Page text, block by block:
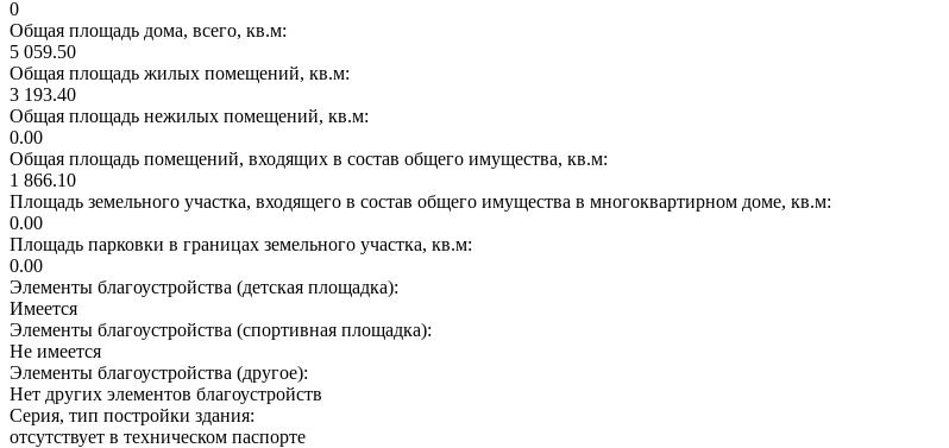
0
Общая площадь дома, всего, кв.м:
5 059.50
Общая площадь жилых помещений, кв.м:
3 193.40
Общая площадь нежилых помещений, кв.м:
0.00
Общая площадь помещений, входящих в состав общего имущества, кв.м:
1 866.10
Площадь земельного участка, входящего в состав общего имущества в многоквартирном доме, кв.м:
0.00
Площадь парковки в границах земельного участка, кв.м:
0.00
Элементы благоустройства (детская площадка):
Имеется
Элементы благоустройства (спортивная площадка):
Не имеется
Элементы благоустройства (другое):
Нет других элементов благоустройств
Серия, тип постройки здания:
отсутствует в техническом паспорте